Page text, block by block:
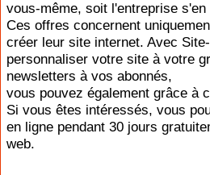
vous-même, soit l'entreprise
Ces offres concernent
créer leur site internet. Avec
personnaliser votre site à votre
newsletters à vos abonnés,
vous pouvez également grâce à
Si vous êtes intéressés, vous
en ligne pendant 30 jours
web.